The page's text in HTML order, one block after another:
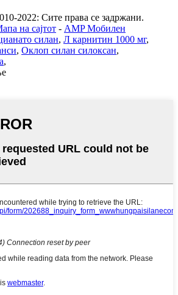
2022: Сите права се задржани.
на сајтот - AMP Мобилен
силан, Л карнитин 1000 мг,
, Оклоп силан силоксан,
,